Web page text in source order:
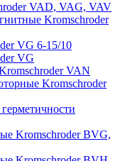
VAD, VAG, VAV
Kromschroder
VG 6-15/10
VG
VAN
Kromschroder
Kromschroder BVG,